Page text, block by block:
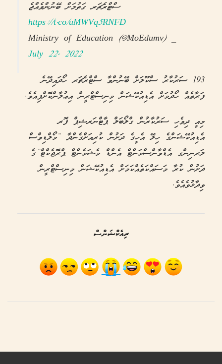
ސްޓްރެޗަރ ގަތުމަށް ބޭނުންވެއްޖެ
https://t.co/uMWVq5RNFD
— Ministry of Education (@MoEdumv)
July 22, 2022
193 ސަރުކާރު ސްކޫލަށް ބޭނުންވާ ސްޓްރެޗަރ ހޯދައިދޭނެ
ފަރާތެއް ހޯދުމަށް އެޑިއުކޭޝަން މިނިސްޓްރީން އިޢުލާންކޮށްފިއެވެ.
މިއީ ދިވެހި ސަރުކާރުން ގްލޯބަލް ޕާޓްނަރޝިޕް ފޮރ
އެޑިއުކޭޝަންގެ ހިލޭ އެހީގެ ދަށުން ކުރިއަށްގެންދާ “މޯލްޑިވްސް
ލަރނިންގ އެޑްވާންސްމަންޓް އެންޑް މެޝަމެންޓް ޕްރޮޖެކްޓް”ގެ
ދަށުން ކުރާ މަސައްކަތެއްކަމަށް އެޑިއުކޭޝަން މިނިސްޓްރީން
ވިދާޅުވެއެވެ.
ރިއެކްޝަންސް